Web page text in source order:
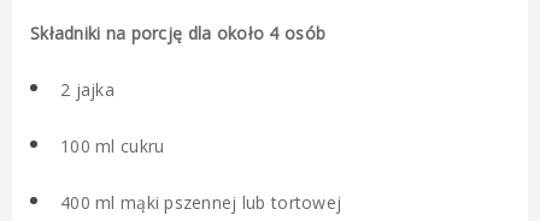
Składniki na porcję dla około 4 osób
2 jajka
100 ml cukru
400 ml mąki pszennej lub tortowej